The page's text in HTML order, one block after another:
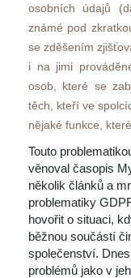
osobních údajů
známé pod
e zděšením
i na jimi
osob, které se
těch, kteří ve
nějaké funkce,
Touto
věnoval časopis
několik článků a
problematiky
hovořit o situaci,
běžnou součástí
polečenství. Dnes
problémů jako v